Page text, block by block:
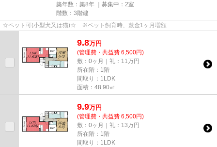
築年数：築8年 ｜募集中： 2室
階数：3階建
☆ペット可(小型犬又は猫)☆ ※ペット飼育時、敷金1ヶ月増額
9.8万円
(管理費・共益費 6,500円)
敷：0ヶ月｜礼：11万円
所在階：1階
間取り：1LDK
面積：48.90㎡
9.9万円
(管理費・共益費 6,500円)
敷：0ヶ月｜礼：13万円
所在階：1階
間取り：1LDK